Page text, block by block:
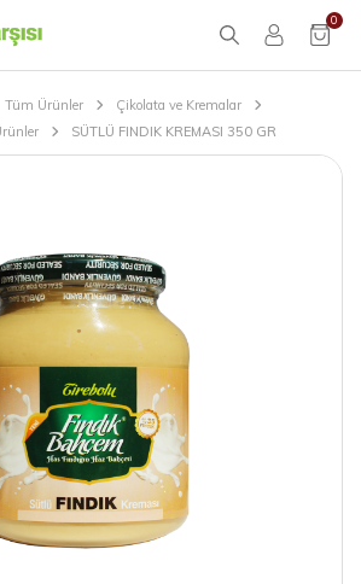
0
Tüm Ürünler
Çikolata ve Kremalar
SÜTLÜ FINDIK KREMASI 350 GR